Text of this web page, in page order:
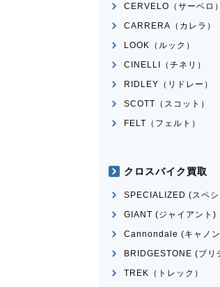
CERVELO（サーベロ）
CARRERA（カレラ）
LOOK（ルック）
CINELLI（チネリ）
RIDLEY（リドレー）
SCOTT（スコット）
FELT（フェルト）
クロスバイク買取
SPECIALIZED (スペ
GIANT (ジャイアント)
Cannondale (キャノ
BRIDGESTONE (ブリ
TREK（トレック）